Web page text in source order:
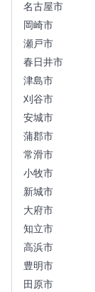
名古屋市
岡崎市
瀬戸市
春日井市
津島市
刈谷市
安城市
蒲郡市
常滑市
小牧市
新城市
大府市
知立市
高浜市
豊明市
田原市